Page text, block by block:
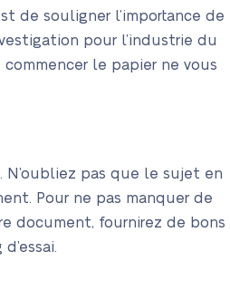
de souligner l’importance de
pour l’industrie du
le papier ne vous
N’oubliez pas que le sujet en
Pour ne pas manquer de
document, fournirez de bons